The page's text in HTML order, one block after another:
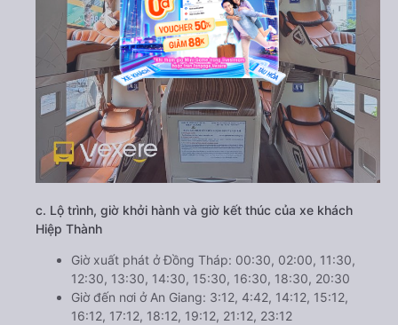
c. Lộ trình, giờ khởi hành và giờ kết thúc của xe khách
Hiệp Thành
Giờ xuất phát ở Đồng Tháp: 00:30, 02:00, 11:30,
12:30, 13:30, 14:30, 15:30, 16:30, 18:30, 20:30
Giờ đến nơi ở An Giang: 3:12, 4:42, 14:12, 15:12,
16:12, 17:12, 18:12, 19:12, 21:12, 23:12